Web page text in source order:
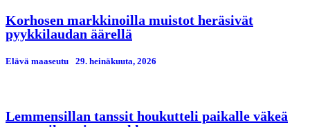
Korhosen markkinoilla muistot heräsivät
pyykkilaudan äärellä
Elävä maaseutu 29. heinäkuuta, 2026
Lemmensillan tanssit houkutteli paikalle väkeä